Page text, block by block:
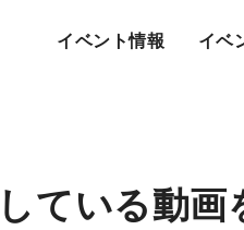
イベント情報 イベ
ている動画